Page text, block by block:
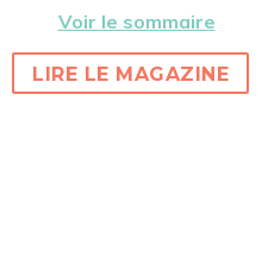
Voir le sommaire
LIRE LE MAGAZINE